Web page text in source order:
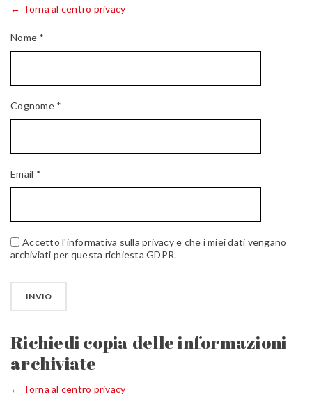
← Torna al centro privacy
Nome *
Cognome *
Email *
Accetto l'informativa sulla privacy e che i miei dati vengano
archiviati per questa richiesta GDPR.
Richiedi copia delle informazioni
archiviate
← Torna al centro privacy